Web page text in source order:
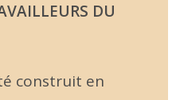
DU
construit en